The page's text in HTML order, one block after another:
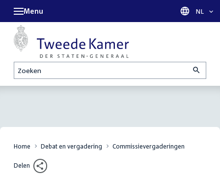
Zoeken
Menu Taal
NL
Home Debat en vergadering Commissievergaderingen
Delen